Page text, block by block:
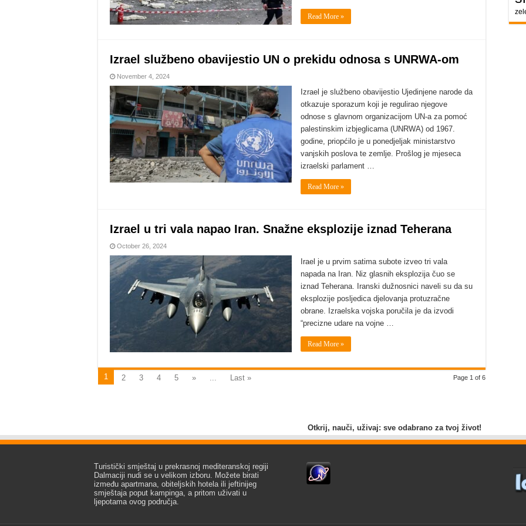
Read More »
Izrael službeno obavijestio UN o prekidu odnosa s UNRWA-om
November 4, 2024
Izrael je službeno obavijestio Ujedinjene narode da
otkazuje sporazum koji je regulirao njegove
odnose s glavnom organizacijom UN-a za pomoć
palestinskim izbjeglicama (UNRWA) od 1967.
godine, priopćilo je u ponedjeljak ministarstvo
vanjskih poslova te zemlje. Prošlog je mjeseca
izraelski parlament …
Read More »
Izrael u tri vala napao Iran. Snažne eksplozije iznad Teherana
October 26, 2024
Irael je u prvim satima subote izveo tri vala
napada na Iran. Niz glasnih eksplozija čuo se
iznad Teherana. Iranski dužnosnici naveli su da su
eksplozije posljedica djelovanja protuzračne
obrane. Izraelska vojska poručila je da izvodi
“precizne udare na vojne …
Read More »
Page 1 of 6
1 2 3 4 5 » ... Last »
Otkrij, nauči, uživaj: sve odabrano za tvoj život!
Turistički smještaj u prekrasnoj mediteranskoj regiji
Dalmaciji nudi se u velikom izboru. Možete birati
između apartmana, obiteljskih hotela ili jeftinijeg
smještaja poput kampinga, a pritom uživati u
ljepotama ovog područja.